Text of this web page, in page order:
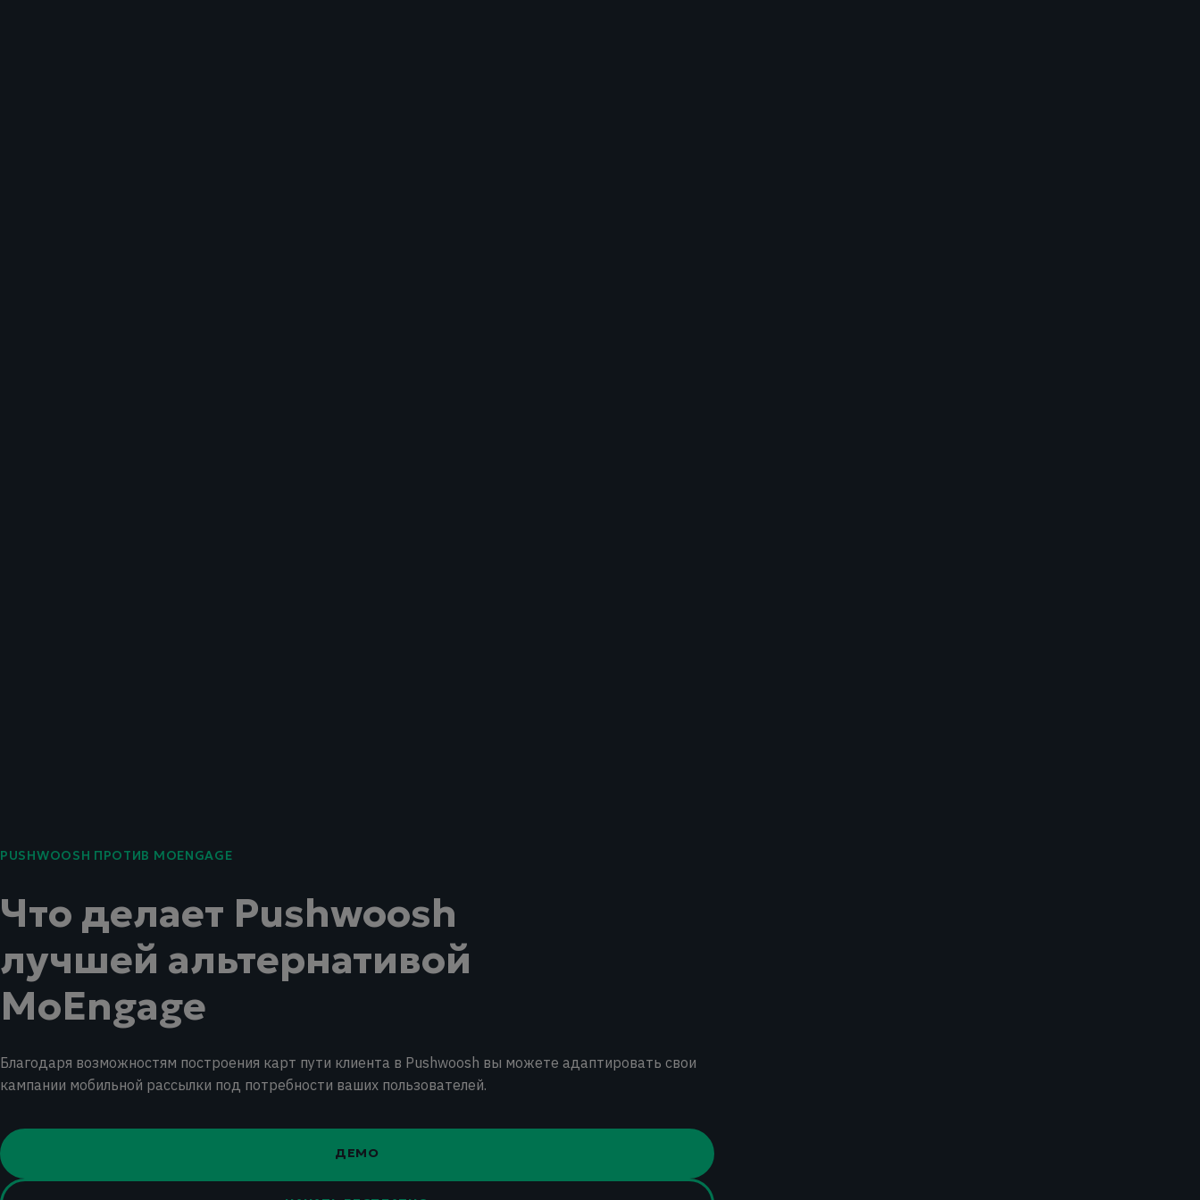
PUSHWOOSH ПРОТИВ MOENGAGE
Что делает Pushwoosh
лучшей альтернативой
MoEngage
Благодаря возможностям построения карт пути клиента в Pushwoosh вы можете адаптировать свои
кампании мобильной рассылки под потребности ваших пользователей.
ДЕМО